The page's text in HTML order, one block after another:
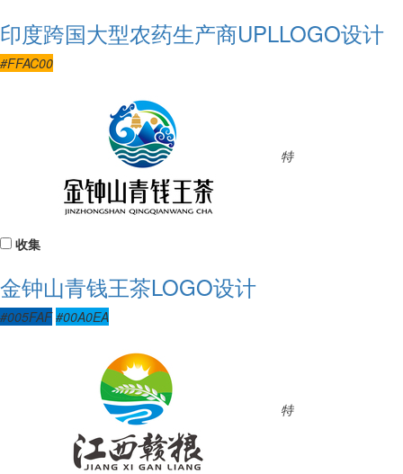
印度跨国大型农药生产商UPLLOGO设计
#FFAC00
特
收集
金钟山青钱王茶LOGO设计
#005FAF #00A0EA
特